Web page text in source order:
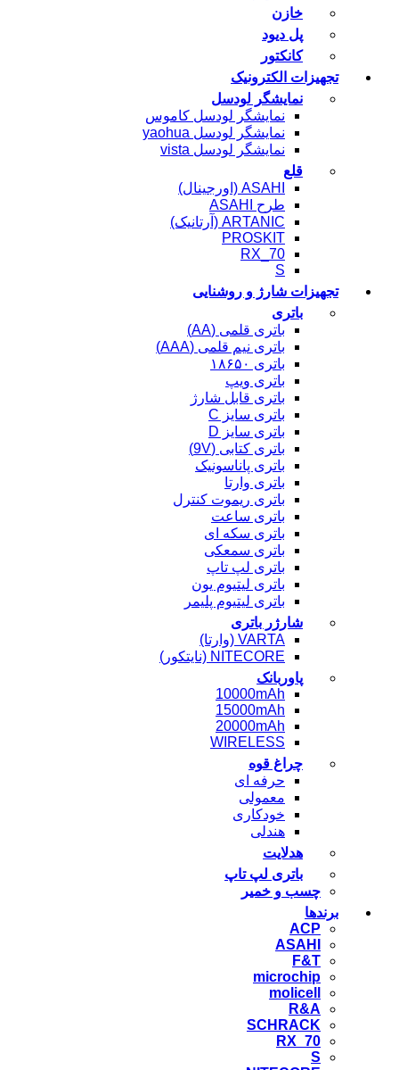
خازن
پل دیود
کانکتور
تجهیزات الکترونیک
نمایشگر لودسل
نمایشگر لودسل کاموس
نمایشگر لودسل yaohua
نمایشگر لودسل vista
قلع
ASAHI (اورجینال)
طرح ASAHI
ARTANIC (آرتانیک)
PROSKIT
RX_70
S
تجهیزات شارژ و روشنایی
باتری
باتری قلمی (AA)
باتری نیم قلمی (AAA)
باتری ۱۸۶۵۰
باتری ویپ
باتری قابل شارژ
باتری سایز C
باتری سایز D
باتری کتابی (9V)
باتری پاناسونیک
باتری وارتا
باتری ریموت کنترل
باتری ساعت
باتری سکه ای
باتری سمعکی
باتری لپ تاپ
باتری لیتیوم یون
باتری لیتیوم پلیمر
شارژر باتری
VARTA (وارتا)
NITECORE (نایتکور)
پاوربانک
10000mAh
15000mAh
20000mAh
WIRELESS
چراغ قوه
حرفه ای
معمولی
خودکاری
هندلی
هدلایت
باتری لپ تاپ
چسب و خمیر
برندها
ACP
ASAHI
F&T
microchip
molicell
R&A
SCHRACK
RX_70
S